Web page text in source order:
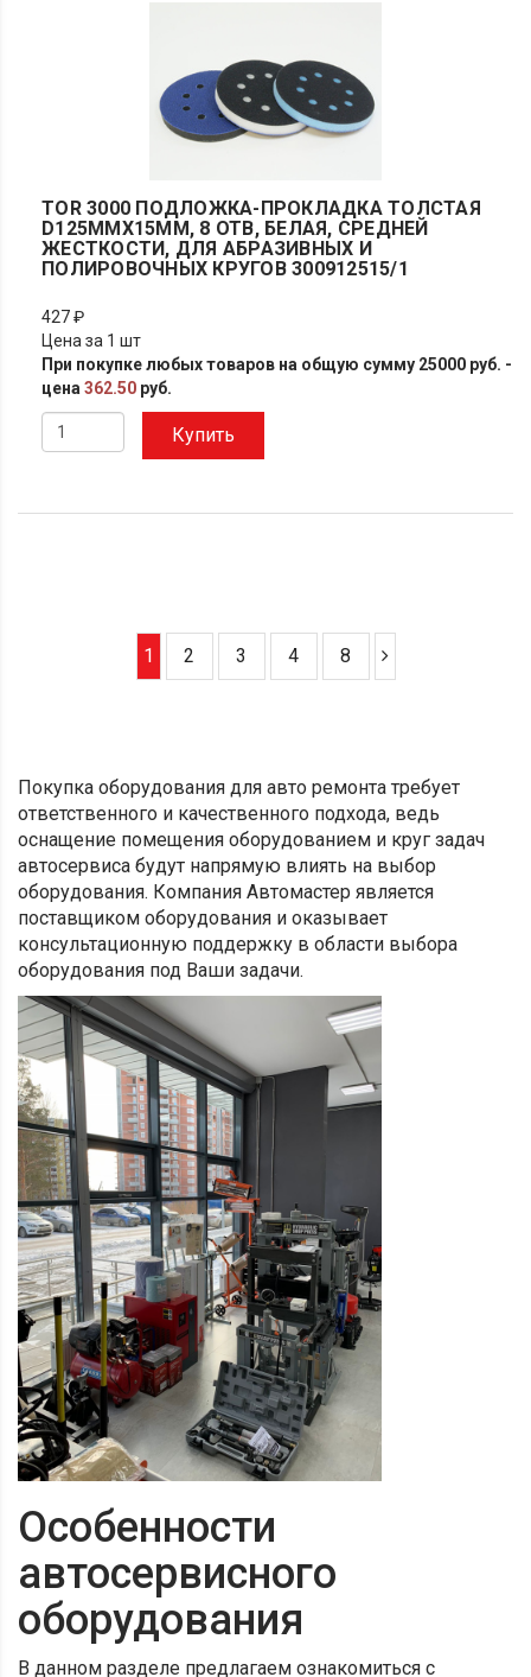
TOR 3000 ПОДЛОЖКА-ПРОКЛАДКА ТОЛСТАЯ
D125ММХ15ММ, 8 ОТВ, БЕЛАЯ, СРЕДНЕЙ
ЖЕСТКОСТИ, ДЛЯ АБРАЗИВНЫХ И
ПОЛИРОВОЧНЫХ КРУГОВ 300912515/1
427 ₽
Цена за 1 шт
При покупке любых товаров на общую сумму 25000 руб. -
цена 362.50 руб.
Купить
1 2 3 4 8
Покупка оборудования для авто ремонта требует
ответственного и качественного подхода, ведь
оснащение помещения оборудованием и круг задач
автосервиса будут напрямую влиять на выбор
оборудования. Компания Автомастер является
поставщиком оборудования и оказывает
консультационную поддержку в области выбора
оборудования под Ваши задачи.
Особенности
автосервисного
оборудования
В данном разделе предлагаем ознакомиться с